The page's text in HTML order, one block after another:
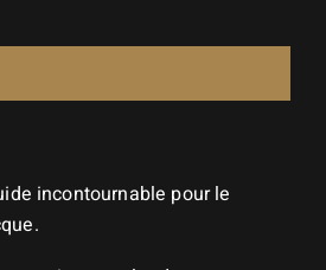
incontournable pour le